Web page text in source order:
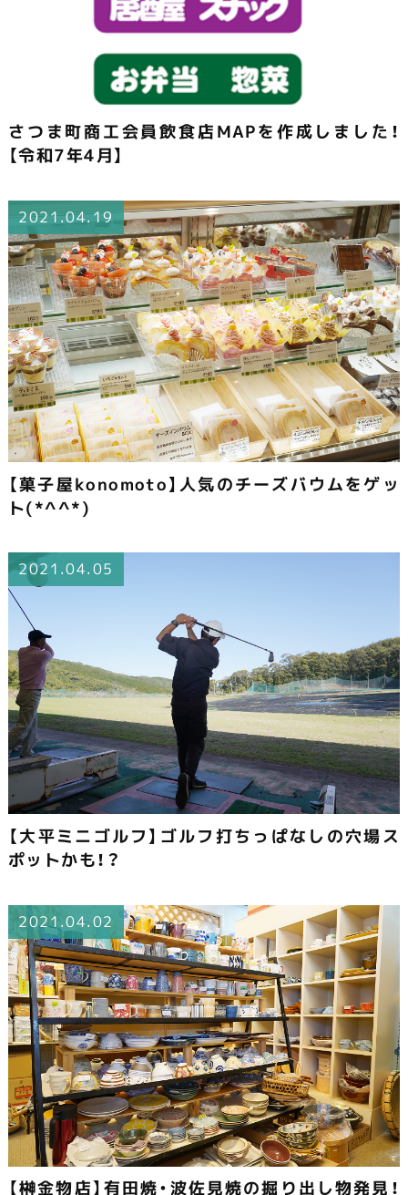
さつま町商工会員飲食店MAPを作成しました！
【令和7年4月】
2021.04.19
【菓子屋konomoto】人気のチーズバウムをゲッ
ト(*^^*)
2021.04.05
【大平ミニゴルフ】ゴルフ打ちっぱなしの穴場ス
ポットかも！？
2021.04.02
【榊金物店】有田焼・波佐見焼の掘り出し物発見！